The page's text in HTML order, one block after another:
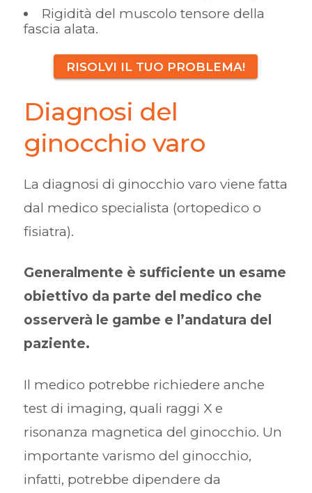
Rigidità del muscolo tensore della
fascia alata.
RISOLVI IL TUO PROBLEMA!
Diagnosi del
ginocchio varo
La diagnosi di ginocchio varo viene fatta
dal medico specialista (ortopedico o
fisiatra).
Generalmente è sufficiente un esame
obiettivo da parte del medico che
osserverà le gambe e l’andatura del
paziente.
Il medico potrebbe richiedere anche
test di imaging, quali raggi X e
risonanza magnetica del ginocchio. Un
importante varismo del ginocchio,
infatti, potrebbe dipendere da